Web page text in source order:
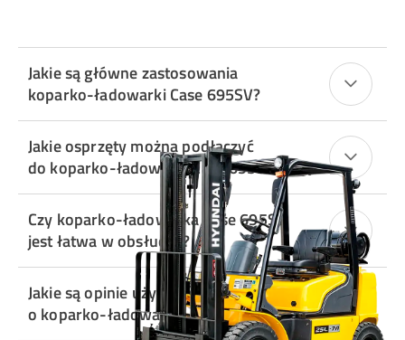
Jakie są główne zastosowania
koparko-ładowarki Case 695SV?
Jakie osprzęty można podłączyć
do koparko-ładowarki Case 695SV?
Czy koparko-ładowarka Case 695SV
jest łatwa w obsłudze?
Jakie są opinie użytkowników
o koparko-ładowarce Case 695SV?